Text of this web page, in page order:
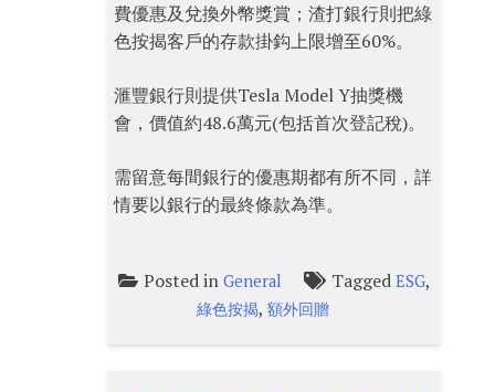
費優惠及兌換外幣獎賞；渣打銀行則把綠
色按揭客戶的存款掛鈎上限增至60%。
滙豐銀行則提供Tesla Model Y抽獎機
會，價值約48.6萬元(包括首次登記稅)。
需留意每間銀行的優惠期都有所不同，詳
情要以銀行的最終條款為準。
Posted in General Tagged ESG,
綠色按揭,額外回贈